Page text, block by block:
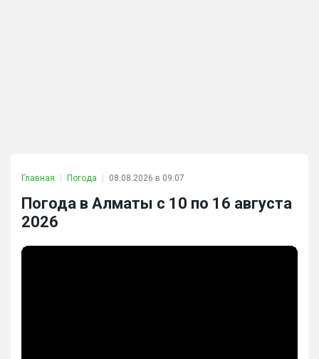
Главная Погода 08.08.2026 в 09:07
Погода в Алматы с 10 по 16 августа
2026